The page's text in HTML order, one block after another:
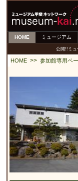
HOME ミュージアム
公開!!ミュ
HOME >> 参加館専用ペ